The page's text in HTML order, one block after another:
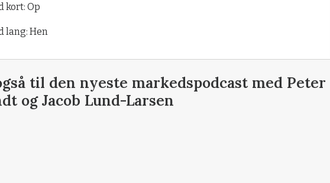
kort: Op
lang: Hen
til den nyeste markedspodcast med Peter
og Jacob Lund-Larsen